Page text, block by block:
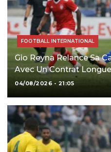
FOOTBALL INTERNATIONAL
Gio Reyna Relance Sa
Avec Un Contrat
04/08/2026 - 21:05